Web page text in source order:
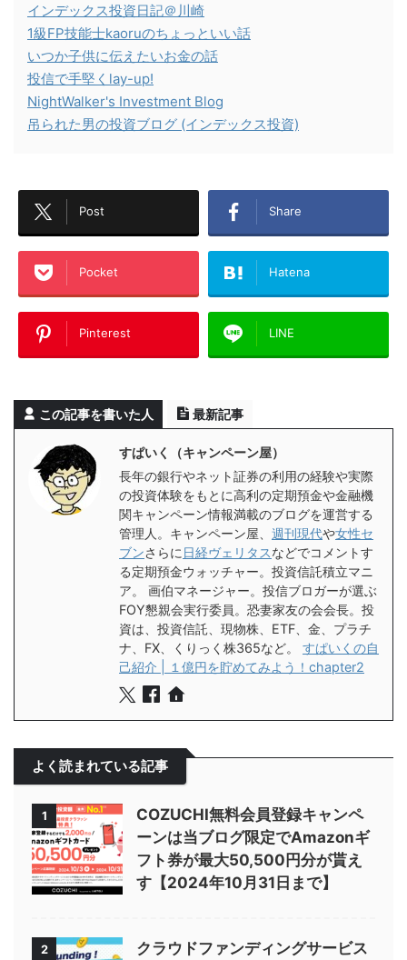
インデックス投資日記＠川崎
1級FP技能士kaoruのちょっといい話
いつか子供に伝えたいお金の話
投信で手堅くlay-up!
NightWalker's Investment Blog
吊られた男の投資ブログ (インデックス投資)
Post Share
Pocket Hatena
Pinterest LINE
この記事を書いた人 最新記事
すぱいく（キャンペーン屋）
長年の銀行やネット証券の利用の経験や実際
の投資体験をもとに高利の定期預金や金融機
関キャンペーン情報満載のブログを運営する
管理人。キャンペーン屋、 週刊現代や女性セ
ブンさらに 日経ヴェリタスなどでコメントす
る定期預金ウォッチャー。投資信託積立マニ
ア。 画伯マネージャー。投信ブロガーが選ぶ
FOY懇親会実行委員。恐妻家友の会会長。投
資は、投資信託、現物株、ETF、金、プラチ
ナ、FX、くりっく株365など。 すぱいくの自
己紹介 | １億円を貯めてみよう！chapter2
よく読まれている記事
1
COZUCHI無料会員登録キャンペ
ーンは当ブログ限定でAmazonギ
フト券が最大50,500円分が貰え
す【2024年10月31日まで】
2
クラウドファンディングサービス